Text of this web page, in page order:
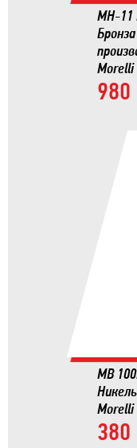
MH-
Morelli
980
MB
Morelli
380